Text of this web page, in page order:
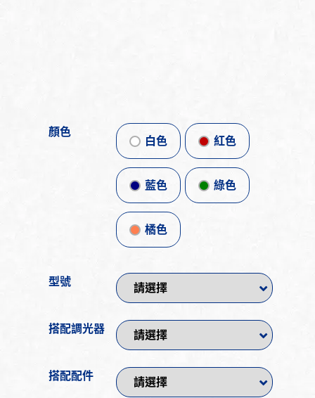
顏色
白色 紅色
藍色 綠色
橘色
型號
搭配調光器
搭配配件